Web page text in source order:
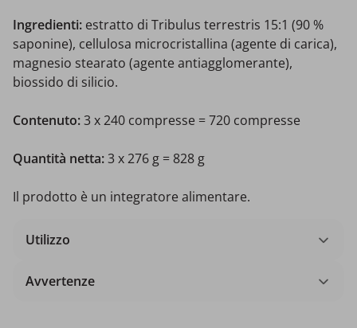
Ingredienti: estratto di Tribulus terrestris 15:1 (90 %
saponine), cellulosa microcristallina (agente di carica),
magnesio stearato (agente antiagglomerante),
biossido di silicio.
Contenuto:3 x 240 compresse = 720 compresse
Quantità netta:3 x 276 g = 828 g
Il prodotto è un integratore alimentare.
Utilizzo
Avvertenze